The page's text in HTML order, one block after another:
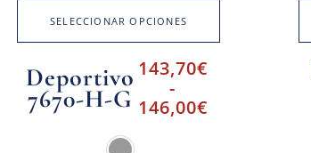
SELECCIONAR OPCIONES
Deportivo
7670-H-G
143,70€
-
146,00€